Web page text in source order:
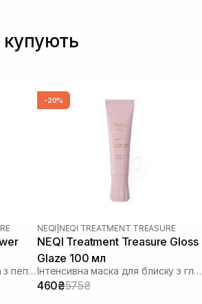
Інтенсивна живильна маска з пептидами
-20%
NEQI NEQI TREATMENT TREASURE
NEQI Treatment Treasure Gloss
Glaze 100 мл
Інтенсивна маска для блиску з гліколевою кислотою
460₴575₴